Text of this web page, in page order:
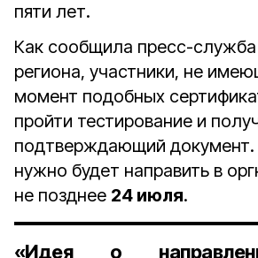
пяти лет.
Как сообщила пресс-служба
региона, участники, не
момент подобных
пройти тестирование и
подтверждающий документ.
нужно будет направить в
не позднее 24 июля.
«Идея о